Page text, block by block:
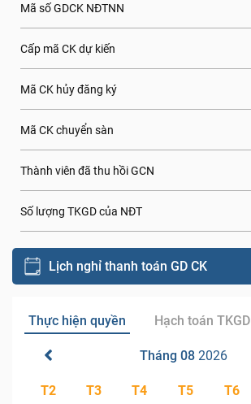
Mã số GDCK NĐTNN
Cấp mã CK dự kiến
Mã CK hủy đăng ký
Mã CK chuyển sàn
Thành viên đã thu hồi GCN
Số lượng TKGD của NĐT
Lịch nghỉ thanh toán GD CK
Thực hiện quyền Hạch toán TKGD
Tháng 08 2026
T2 T3 T4 T5 T6